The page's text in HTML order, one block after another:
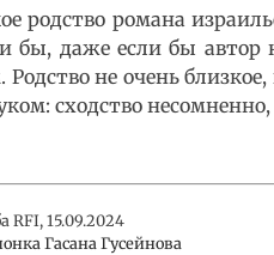
родство романа
бы, даже если бы автор
Родство не очень
сходство
RFI, 15.09.2024
Гасана Гусейнова